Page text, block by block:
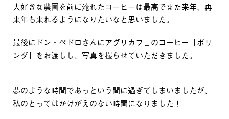
大好きな農園を前に淹れたコーヒーは最高でまた来年、再
来年も来れるようになりたいなと思いました。
最後にドン・ペドロさんにアグリカフェのコーヒー「ボリ
ンダ」をお渡しし、写真を撮らせていただきました。
夢のような時間であっという間に過ぎてしまいましたが、
私のとってはかけがえのない時間になりました！